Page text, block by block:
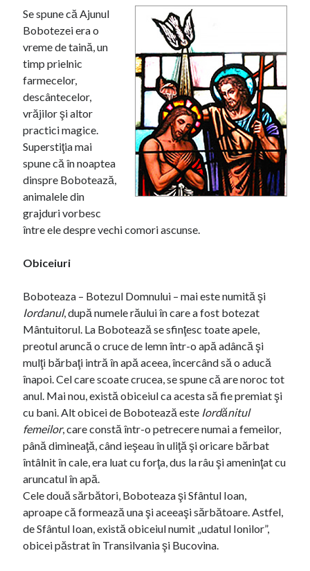
r
o
r
Se spune că Ajunul
Bobotezei era o
vreme de taină, un
timp prielnic
farmecelor,
descântecelor,
vrăjilor şi altor
practici magice.
Superstiţia mai
spune că în noaptea
dinspre Bobotează,
animalele din
grajduri vorbesc
între ele despre vechi comori ascunse.
Obiceiuri
Boboteaza – Botezul Domnului – mai este numită şi
Iordanul, după numele răului în care a fost botezat
Mântuitorul. La Bobotează se sfinţesc toate apele,
preotul aruncă o cruce de lemn într-o apă adâncă şi
mulţi bărbaţi intră în apă aceea, încercând să o aducă
înapoi. Cel care scoate crucea, se spune că are noroc tot
anul. Mai nou, există obiceiul ca acesta să fie premiat şi
cu bani. Alt obicei de Bobotează este Iordănitul
femeilor, care constă într-o petrecere numai a femeilor,
până dimineaţă, când ieşeau în uliţă şi oricare bărbat
întâlnit în cale, era luat cu forţa, dus la râu şi ameninţat cu
aruncatul în apă.
Cele două sărbători, Boboteaza şi Sfântul Ioan,
aproape că formează una şi aceeaşi sărbătoare. Astfel,
de Sfântul Ioan, există obiceiul numit „udatul Ionilor”,
obicei păstrat în Transilvania şi Bucovina.